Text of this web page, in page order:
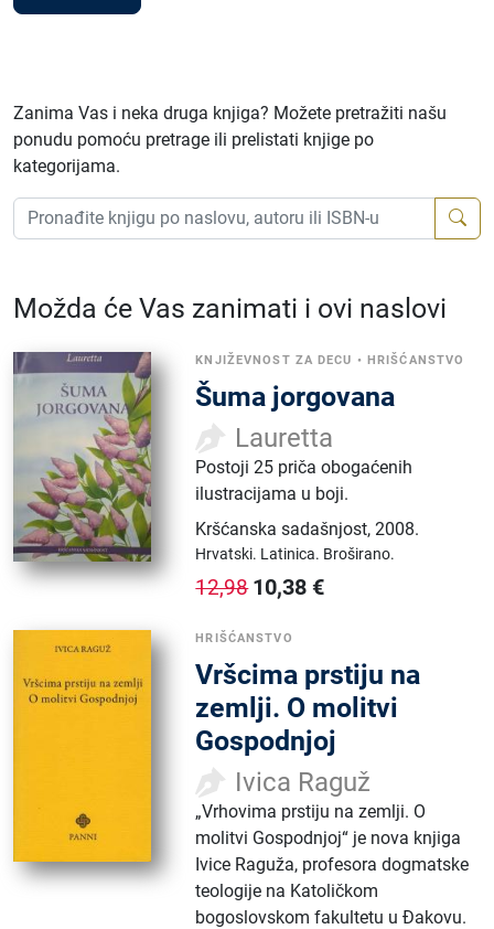
Zanima Vas i neka druga knjiga? Možete pretražiti našu
ponudu pomoću pretrage ili prelistati knjige po
kategorijama.
Možda će Vas zanimati i ovi naslovi
KNJIŽEVNOST ZA DECU • HRIŠĆANSTVO
Šuma jorgovana
Lauretta
Postoji 25 priča obogaćenih
ilustracijama u boji.
Kršćanska sadašnjost,2008.
Hrvatski. Latinica. Broširano.
12,98 10,38 €
HRIŠĆANSTVO
Vršcima prstiju na
zemlji. O molitvi
Gospodnjoj
Ivica Raguž
„Vrhovima prstiju na zemlji. O
molitvi Gospodnjoj“ je nova knjiga
Ivice Raguža, profesora dogmatske
teologije na Katoličkom
bogoslovskom fakultetu u Đakovu.